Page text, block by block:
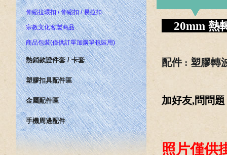
伸縮拉環扣 / 伸縮扣 / 易拉扣
宗教文化客製商品
商品包裝(僅供訂單加購單包裝用)
熱銷款證件套 / 卡套
塑膠扣具配件區
金屬配件區
手機周邊配件
20mm 熱
配件 : 塑膠轉
加好友,問問
照片僅供